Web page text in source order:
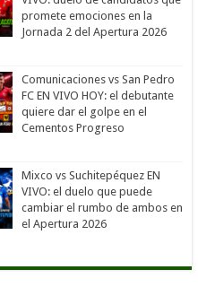
promete emociones en la
Jornada 2 del Apertura 2026
Comunicaciones vs San Pedro
FC EN VIVO HOY: el debutante
quiere dar el golpe en el
Cementos Progreso
Mixco vs Suchitepéquez EN
VIVO: el duelo que puede
cambiar el rumbo de ambos en
el Apertura 2026